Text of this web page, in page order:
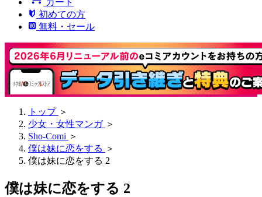
カート
初めての方
無料・セール
トップ ＞
少女・女性マンガ ＞
Sho-Comi ＞
僕は妹に恋をする ＞
僕は妹に恋をする 2
僕は妹に恋をする 2